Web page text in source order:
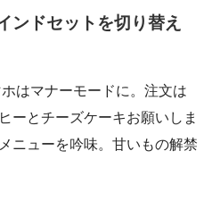
ンドセットを切り替え
はマナーモードに。注文は
ーとチーズケーキお願いしま
ニューを吟味。甘いもの解禁